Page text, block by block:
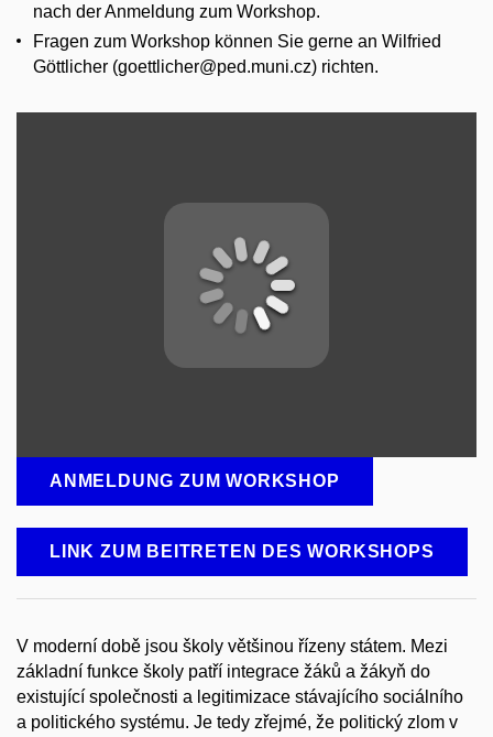
nach der Anmeldung zum Workshop.
Fragen zum Workshop können Sie gerne an Wilfried
Göttlicher (goettlicher@ped.muni.cz) richten.
ANMELDUNG ZUM WORKSHOP
LINK ZUM BEITRETEN DES WORKSHOPS
V moderní době jsou školy většinou řízeny státem. Mezi
základní funkce školy patří integrace žáků a žákyň do
existující společnosti a legitimizace stávajícího sociálního
a politického systému. Je tedy zřejmé, že politický zlom v